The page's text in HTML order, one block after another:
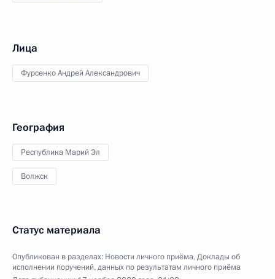
Лица
Фурсенко Андрей Александрович
География
Республика Марий Эл
Волжск
Статус материала
Опубликован в разделах: Новости личного приёма,Доклады об
исполнении поручений, данных по результатам личного приёма